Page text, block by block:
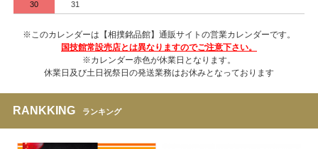
30 31
※このカレンダーは【相撲銘品館】通販サイトの営業カレンダーです。
国技館常設売店とは異なりますのでご注意下さい。
※カレンダー赤色が休業日となります。
休業日及び土日祝祭日の発送業務はお休みとなっております
RANKKING ランキング